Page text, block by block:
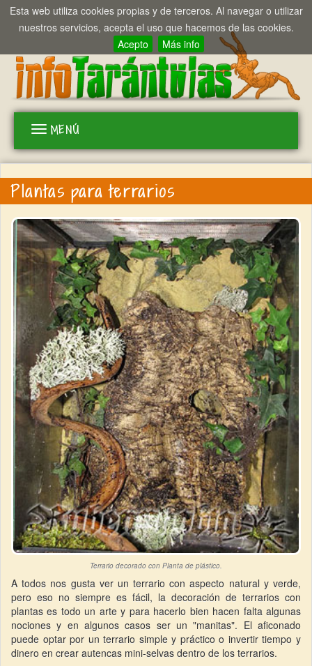
Esta web utiliza cookies propias y de terceros. Al navegar o utilizar
nuestros servicios, acepta el uso que hacemos de las cookies.
Acepto
Más info
MENÚ
Toggle
Plantas para terrarios
Terrario decorado con Planta de plástico.
A todos nos gusta ver un terrario con aspecto natural y verde,
pero eso no siempre es fácil, la decoración de terrarios con
plantas es todo un arte y para hacerlo bien hacen falta algunas
nociones y en algunos casos ser un "manitas". El aficonado
puede optar por un terrario simple y práctico o invertir tiempo y
dinero en crear autencas mini-selvas dentro de los terrarios.